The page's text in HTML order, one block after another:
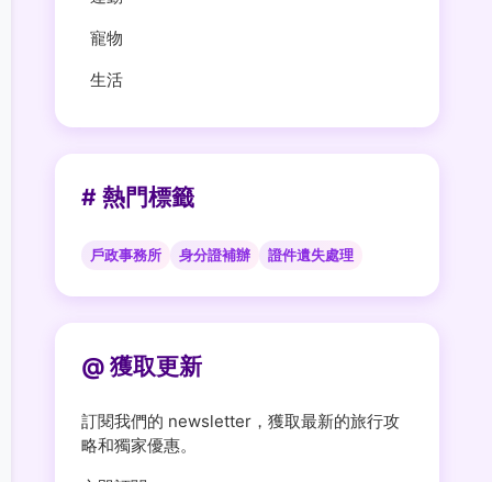
寵物
生活
# 熱門標籤
戶政事務所 身分證補辦 證件遺失處理
@ 獲取更新
訂閱我們的 newsletter，獲取最新的旅行攻
略和獨家優惠。